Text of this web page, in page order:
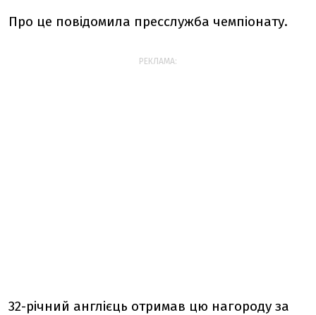
Про це повідомила пресслужба чемпіонату.
РЕКЛАМА:
32-річний англієць отримав цю нагороду за